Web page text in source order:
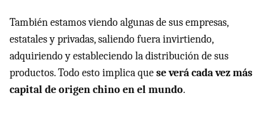
También estamos viendo algunas de sus empresas,
estatales y privadas, saliendo fuera invirtiendo,
adquiriendo y estableciendo la distribución de sus
productos. Todo esto implica quese verá cada vez más
capital de origen chino en el mundo.